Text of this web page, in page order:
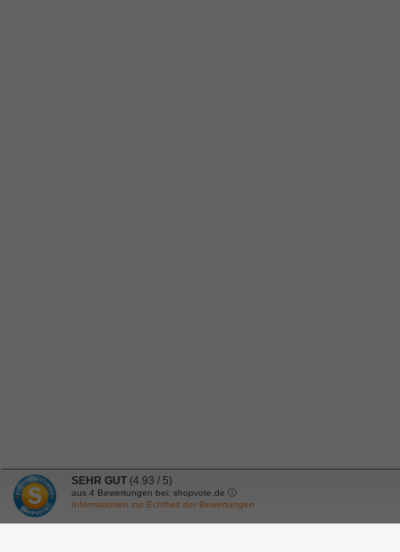
SEHR GUT (4.93 / 5)
aus 4 Bewertungen bei: shopvote.de ⓘ
Informationen zur Echtheit der Bewertungen